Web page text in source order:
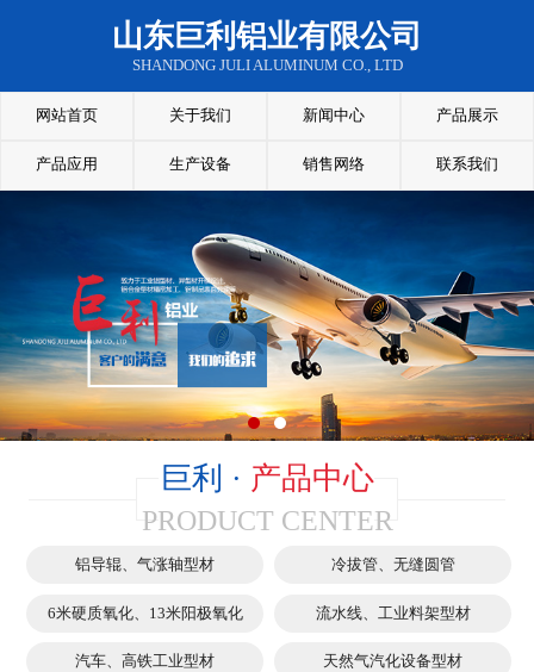
山东巨利铝业有限公司
SHANDONG JULI ALUMINUM CO., LTD
网站首页 关于我们 新闻中心 产品展示
产品应用 生产设备 销售网络 联系我们
巨利 · 产品中心
PRODUCT CENTER
铝导辊、气涨轴型材 冷拔管、无缝圆管
6米硬质氧化、13米阳极氧化 流水线、工业料架型材
汽车、高铁工业型材 天然气汽化设备型材